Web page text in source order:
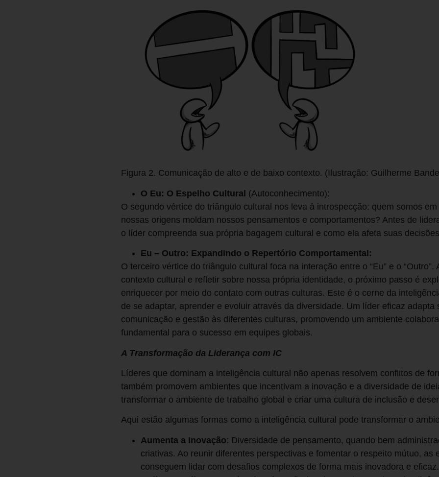
Figura 2. Comunicação de alto e de baixo contexto. (Ilustração: Guilherme
O Eu: O Espelho Cultural (Autoconhecimento):
O segundo vértice do triângulo cultural nos leva à introspecção: quem somos
nossas origens moldam nossos pensamentos e comportamentos? Antes de
o líder compreenda sua própria bagagem cultural e como ela afeta suas
Eu – Outro: Expandindo o Repertório Comportamental:
O terceiro vértice do triângulo cultural foca na interação entre o “Eu” e o “Outro”.
contexto cultural e refletir sobre nossa própria identidade, o próximo passo é
enriquecer por meio do contato com outras culturas. Este é o cerne da
de se adaptar, aprender e evoluir através da diversidade. Um líder eficaz adapta
comunicação e gestão às diferentes culturas, promovendo um ambiente
fundamental para o sucesso em equipes globais.
A Transformação da Liderança com IC
Líderes que dominam a inteligência cultural não apenas resolvem conflitos de
também promovem ambientes que incentivam a inovação e a diversidade de
transformar o ambiente de trabalho global e criar uma cultura de inclusão e
Aqui estão algumas formas como a inteligência cultural pode transformar o
Aumenta a Inovação: Diversidade de pensamento, quando bem
criativas. Ao reunir diferentes perspectivas e fomentar o respeito mútuo, as
conseguem lidar com desafios complexos de forma mais inovadora e eficaz.